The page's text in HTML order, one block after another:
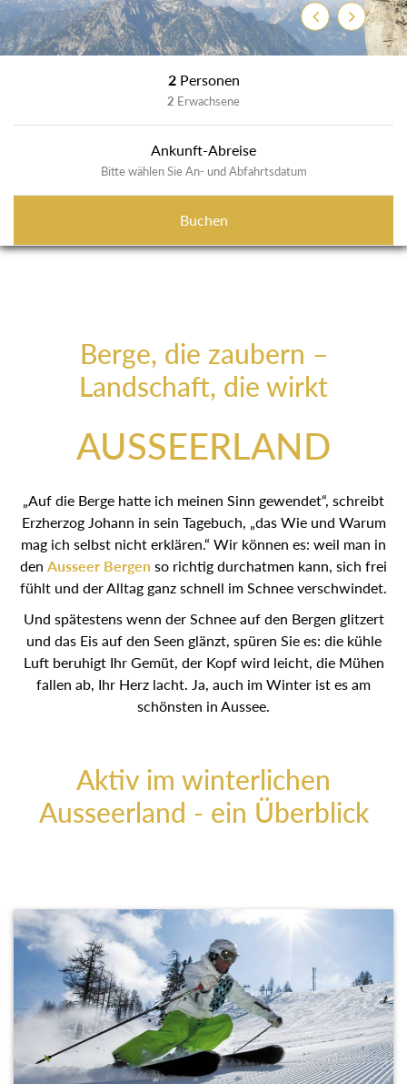
ZurückWeiter
2 Personen
2 Erwachsene
Ankunft-Abreise
Bitte wählen Sie An- und Abfahrtsdatum
Buchen
Berge, die zaubern –
Landschaft, die wirkt
AUSSEERLAND
„Auf die Berge hatte ich meinen Sinn gewendet“, schreibt
Erzherzog Johann in sein Tagebuch, „das Wie und Warum
mag ich selbst nicht erklären.“ Wir können es: weil man in
den Ausseer Bergenso richtig durchatmen kann, sich frei
fühlt und der Alltag ganz schnell im Schnee verschwindet.
Und spätestens wenn der Schnee auf den Bergen glitzert
und das Eis auf den Seen glänzt, spüren Sie es: die kühle
Luft beruhigt Ihr Gemüt, der Kopf wird leicht, die Mühen
fallen ab, Ihr Herz lacht. Ja, auch im Winter ist es am
schönsten in Aussee.
Aktiv im winterlichen
Ausseerland - ein Überblick